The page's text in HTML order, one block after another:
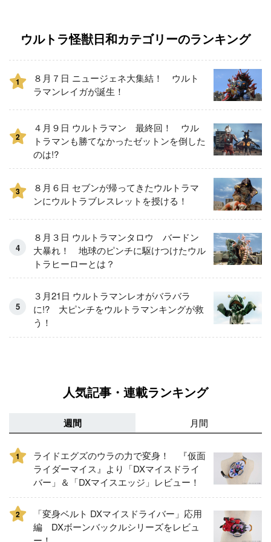
ウルトラ怪獣日和カテゴリーのランキング
1
８月７日 ニュージェネ大集結！ ウルト
ラマンレイガが誕生！
2
４月９日 ウルトラマン 最終回！ ウル
トラマンも勝てなかったゼットンを倒した
のは!?
3
８月６日 セブンが帰ってきたウルトラマ
ンにウルトラブレスレットを授ける！
８月３日 ウルトラマンタロウ バードン
大暴れ！ 地球のピンチに駆けつけたウル
トラヒーローとは？
３月21日 ウルトラマンレオがバラバラ
に!? 大ピンチをウルトラマンキングが救
う！
人気記事・連載ランキング
週間 月間
1
ライドエグズのウラの力で変身！ 『仮面
ライダーマイス』より「DXマイスドライ
バー」＆「DXマイスエッジ」レビュー！
2
「変身ベルト DXマイスドライバー」応用
編 DXボーンバックルシリーズをレビュ